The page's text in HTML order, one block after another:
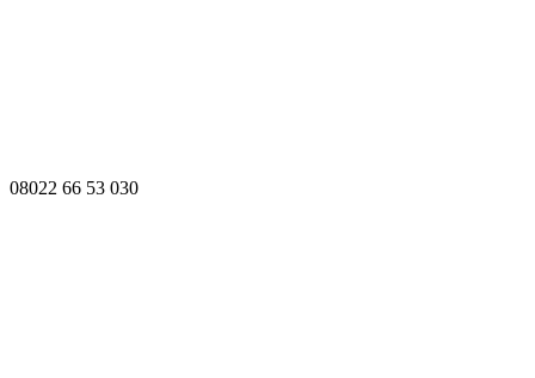
08022 66 53 030